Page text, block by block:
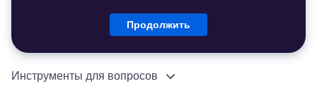
Продолжить
Инструменты для вопросов